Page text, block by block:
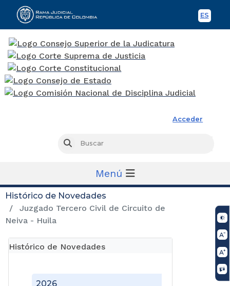
ES
Acceder
Buscar
Menú
Histórico de Novedades
Juzgado Tercero Civil de Circuito de
Neiva - Huila
Histórico de Novedades
2026